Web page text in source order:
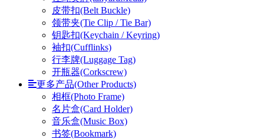
皮带扣(Belt Buckle)
领带夹(Tie Clip / Tie Bar)
钥匙扣(Keychain / Keyring)
袖扣(Cufflinks)
行李牌(Luggage Tag)
开瓶器(Corkscrew)
更多产品(Other Products)
相框(Photo Frame)
名片盒(Card Holder)
音乐盒(Music Box)
书签(Bookmark)